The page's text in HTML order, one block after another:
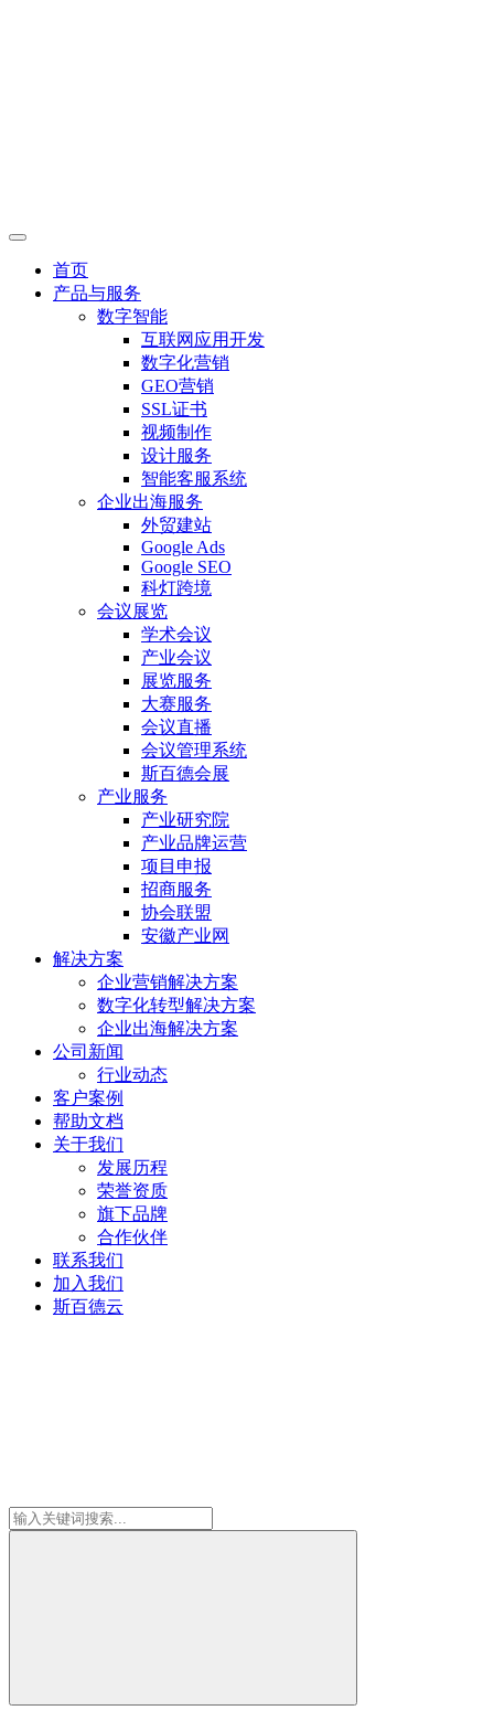
首页
产品与服务
数字智能
互联网应用开发
数字化营销
GEO营销
SSL证书
视频制作
设计服务
智能客服系统
企业出海服务
外贸建站
Google Ads
Google SEO
科灯跨境
会议展览
学术会议
产业会议
展览服务
大赛服务
会议直播
会议管理系统
斯百德会展
产业服务
产业研究院
产业品牌运营
项目申报
招商服务
协会联盟
安徽产业网
解决方案
企业营销解决方案
数字化转型解决方案
企业出海解决方案
公司新闻
行业动态
客户案例
帮助文档
关于我们
发展历程
荣誉资质
旗下品牌
合作伙伴
联系我们
加入我们
斯百德云